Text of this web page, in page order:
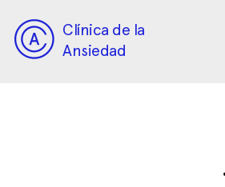
Clínica de la
Ansiedad